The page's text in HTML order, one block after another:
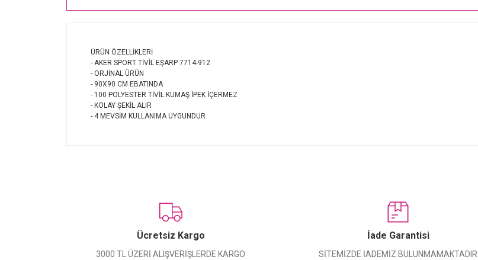
ÜRÜN ÖZELLİKLERİ
- AKER SPORT TİVİL EŞARP 7714-912
- ORJİNAL ÜRÜN
- 90X90 CM EBATINDA
- 100 POLYESTER TİVİL KUMAŞ İPEK İÇERMEZ
- KOLAY ŞEKİL ALIR
- 4 MEVSİM KULLANIMA UYGUNDUR
Yorum Yaz
Ücretsiz Kargo
3000 TL ÜZERİ ALIŞVERİŞLERDE KARGO
İade Garantisi
SİTEMİZDE İADEMİZ BULUNMAMAKTADIR